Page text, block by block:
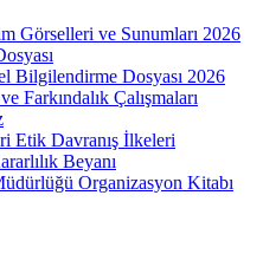
Görselleri ve Sunumları 2026
Bilgilendirme Dosyası 2026
Farkındalık Çalışmaları
Etik Davranış İlkeleri
Beyanı
Organizasyon Kitabı